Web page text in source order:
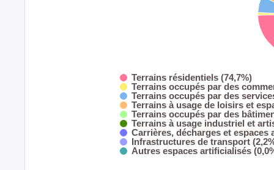
Terrains résidentiels (74,7%)
Terrains occupés par des
Terrains occupés par des
Terrains à usage de loisirs et
Terrains occupés par des
Terrains à usage industriel et
Carrières, décharges et espaces
Infrastructures de transport
Autres espaces artificialisés